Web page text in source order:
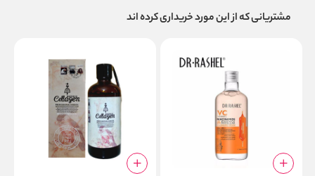
مشتریانی که از این مورد خریداری کرده اند